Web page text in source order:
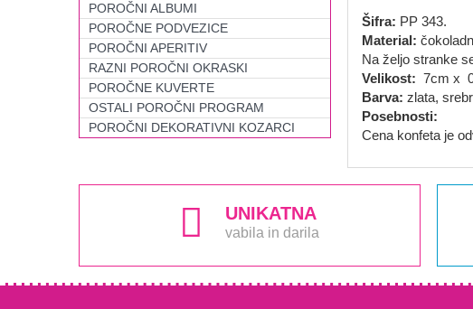
POROČNI ALBUMI
POROČNE PODVEZICE
POROČNI APERITIV
RAZNI POROČNI OKRASKI
POROČNE KUVERTE
OSTALI POROČNI PROGRAM
POROČNI DEKORATIVNI KOZARCI
Šifra: PP 343.
Material:
Na željo stranke
Velikost: 7cm x
Barva: zlata,
Posebnosti:
Cena konfeta je
UNIKATNA
vabila in darila